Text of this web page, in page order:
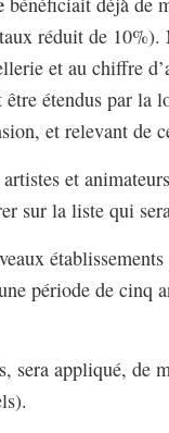
réduit de 10%).
et au chiffre
étendus par
et relevant de
et
sur la liste qui
période de cinq
sera appliqué, de